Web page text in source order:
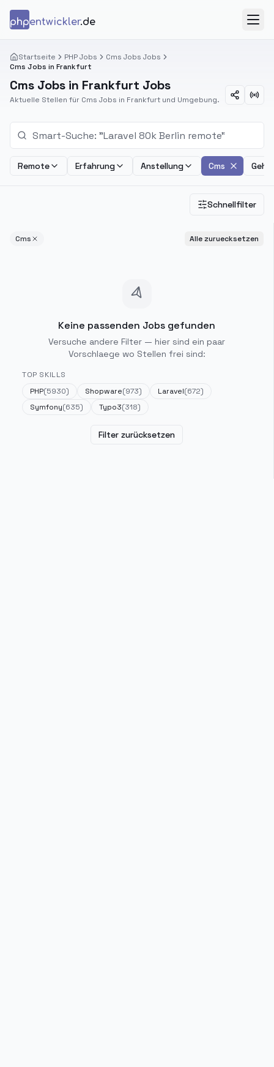
phpentwickler.de
Startseite PHP Jobs
Cms Jobs Jobs
Cms Jobs in Frankfurt
Cms Jobs in Frankfurt Jobs
Aktuelle Stellen für Cms Jobs in Frankfurt und Umgebung.
Remote Erfahrung Anstellung Cms
Schnellfilter
Cms Alle zuruecksetzen
Keine passenden Jobs gefunden
Versuche andere Filter — hier sind ein paar
Vorschlaege wo Stellen frei sind:
TOP SKILLS
PHP(5930) Shopware(973) Laravel(672)
Symfony(635) Typo3(318)
Filter zurücksetzen